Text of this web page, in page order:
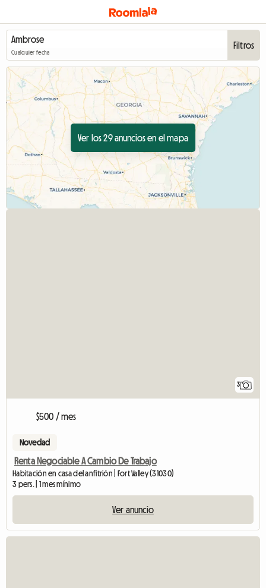
Cualquier fecha
Filtros
Ver los 29 anuncios en el mapa
3
$500 / mes
Novedad
Renta Negociable A Cambio De Trabajo
Habitación en casa del anfitrión | Fort Valley (31030)
3 pers. | 1 mes mínimo
Ver anuncio